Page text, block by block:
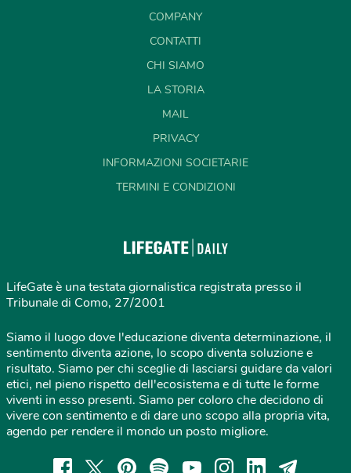
COMPANY
CONTATTI
CHI SIAMO
LA STORIA
MAIL
PRIVACY
INFORMAZIONI SOCIETARIE
TERMINI E CONDIZIONI
LifeGate è una testata giornalistica registrata presso il
Tribunale di Como, 27/2001
Siamo il luogo dove l'educazione diventa determinazione, il
sentimento diventa azione, lo scopo diventa soluzione e
risultato. Siamo per chi sceglie di lasciarsi guidare da valori
etici, nel pieno rispetto dell'ecosistema e di tutte le forme
viventi in esso presenti. Siamo per coloro che decidono di
vivere con sentimento e di dare uno scopo alla propria vita,
agendo per rendere il mondo un posto migliore.